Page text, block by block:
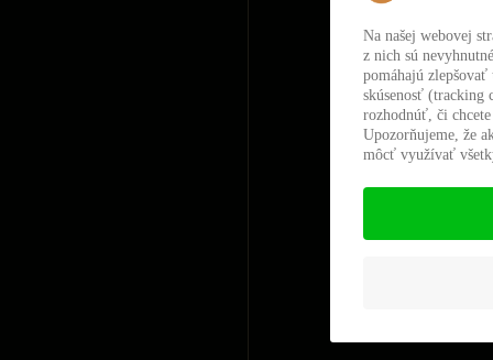
Na našej webovej
z nich sú
pomáhajú
skúsenosť (tracking
rozhodnúť, či
Upozorňujeme, že
môcť využívať